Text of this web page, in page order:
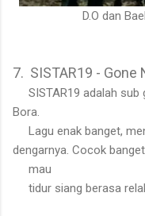
D.O dan
7. SISTAR19 - Gone
SISTAR19 adalah sub
Bora.
Lagu enak banget,
dengarnya. Cocok
mau
tidur siang berasa